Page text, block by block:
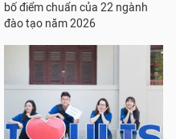
bố điểm chuẩn của 22 ngành
đào tạo năm 2026